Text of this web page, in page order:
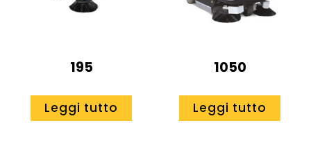
195
Leggi tutto
1050
Leggi tutto